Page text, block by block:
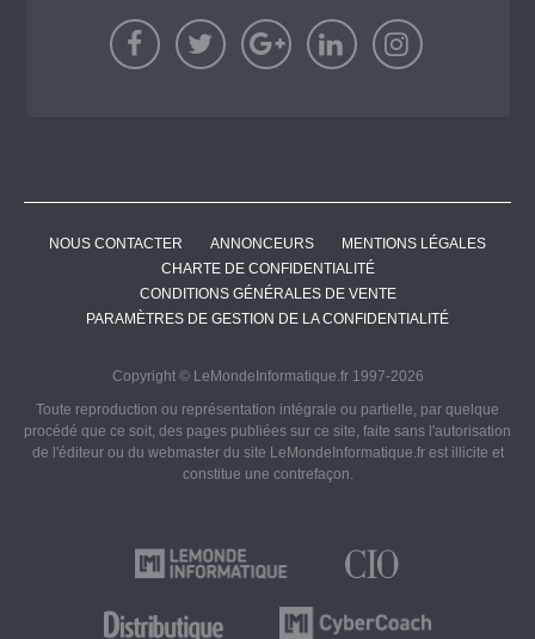
NOUS CONTACTER ANNONCEURS
MENTIONS LÉGALES
CHARTE DE CONFIDENTIALITÉ
CONDITIONS GÉNÉRALES DE VENTE
PARAMÈTRES DE GESTION DE LA CONFIDENTIALITÉ
Copyright © LeMondeInformatique.fr 1997-2026
Toute reproduction ou représentation intégrale ou partielle, par quelque
procédé que ce soit, des pages publiées sur ce site, faite sans l'autorisation
de l'éditeur ou du webmaster du site LeMondeInformatique.fr est illicite et
constitue une contrefaçon.